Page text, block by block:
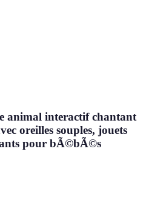
animal interactif chantant
oreilles souples, jouets
pour bÃ©bÃ©s